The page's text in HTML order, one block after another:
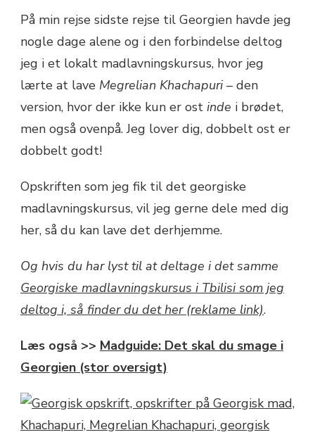
På min rejse sidste rejse til Georgien havde jeg
nogle dage alene og i den forbindelse deltog
jeg i et lokalt madlavningskursus, hvor jeg
lærte at lave Megrelian Khachapuri– den
version, hvor der ikke kun er ost inde i brødet,
men også ovenpå. Jeg lover dig, dobbelt ost er
dobbelt godt!
Opskriften som jeg fik til det georgiske
madlavningskursus, vil jeg gerne dele med dig
her, så du kan lave det derhjemme.
Og hvis du har lyst til at deltage i det samme
Georgiske madlavningskursus i Tbilisi som jeg
deltog i, så finder du det her (reklame link).
Læs også >> Madguide: Det skal du smage i
Georgien (stor oversigt)